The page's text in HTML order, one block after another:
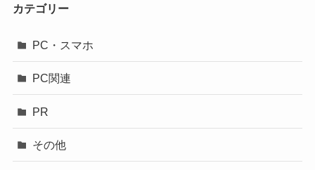
カテゴリー
PC・スマホ
PC関連
PR
その他